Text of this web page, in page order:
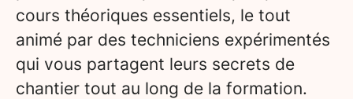
cours théoriques essentiels, le tout
animé par des techniciens expérimentés
qui vous partagent leurs secrets de
chantier tout au long de la formation.